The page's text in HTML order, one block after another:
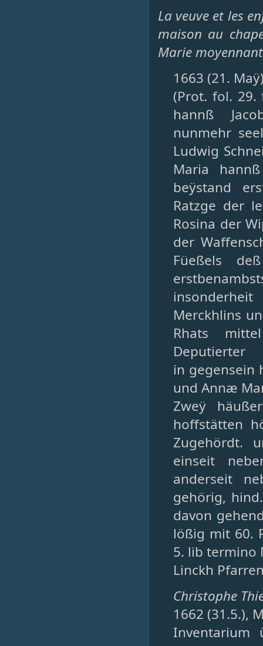
La veuve et les
maison au
Marie
1663 (21.
(Prot. fol. 29.
hannß
nunmehr
Ludwig
Maria
beÿstand
Ratzge der
Rosina der
der
Füeßels
Merckhlins
Rhats
Deputierter
in gegensein
und Annæ
Zweÿ
hoffstätten
Zugehördt.
einseit
anderseit
gehörig,
davon
lößig mit 60.
5. lib termino
Linckh
Christophe
1662 (31.5.),
Inventarium